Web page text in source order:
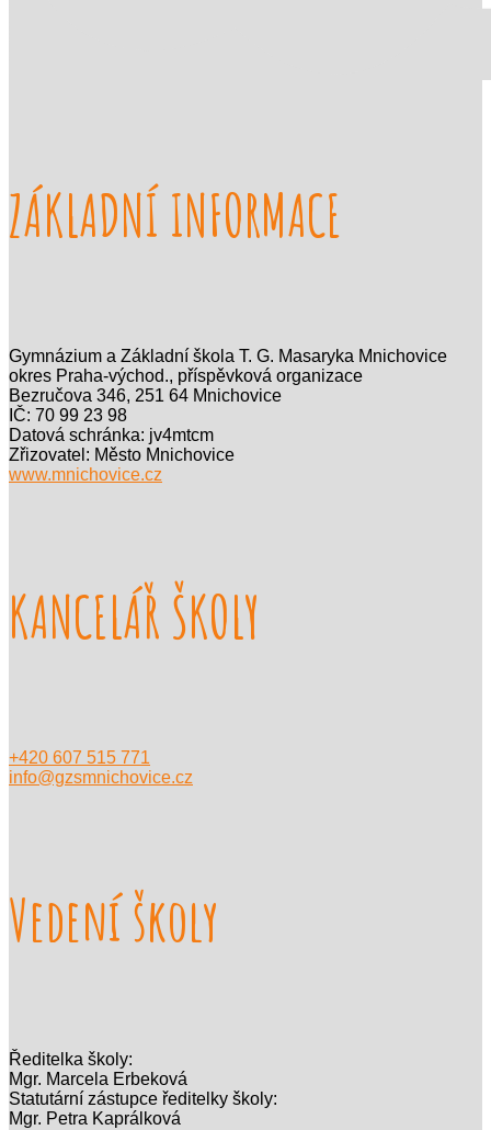
ZÁKLADNÍ INFORMACE
Gymnázium a Základní škola T. G. Masaryka Mnichovice
okres Praha-východ., příspěvková organizace
Bezručova 346, 251 64 Mnichovice
IČ: 70 99 23 98
Datová schránka: jv4mtcm
Zřizovatel: Město Mnichovice
www.mnichovice.cz
KANCELÁŘ ŠKOLY
+420 607 515 771
info@gzsmnichovice.cz
Vedení školy
Ředitelka školy:
Mgr. Marcela Erbeková
Statutární zástupce ředitelky školy:
Mgr. Petra Kaprálková